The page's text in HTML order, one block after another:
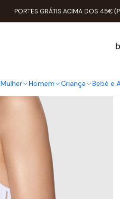
Mulher Homem Criança Bebé e
PORTES GRÁTIS ACIMA DOS 45€
Mulher ROUPA ÍNTIMA